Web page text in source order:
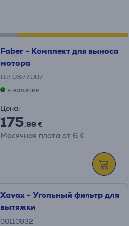
Faber - Комплект для выноса
мотора
112.0327.007
в наличии
Цена:
175.99 €
Месячная плата от 6 €
Xavax - Угольный фильтр для
вытяжки
00110832